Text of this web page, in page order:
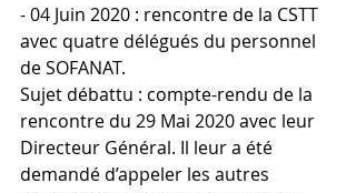
- 04 Juin 2020 : rencontre de la CSTT
avec quatre délégués du personnel
de SOFANAT.
Sujet débattu : compte-rendu de la
rencontre du 29 Mai 2020 avec leur
Directeur Général. Il leur a été
demandé d’appeler les autres